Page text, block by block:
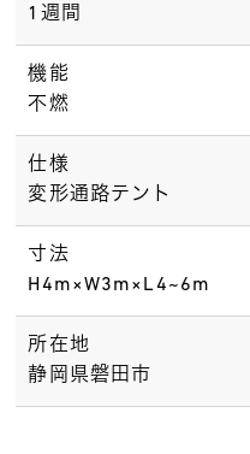
1週間
機能
不燃
仕様
変形通路テント
寸法
H4m×W3m×L4~6m
所在地
静岡県磐田市